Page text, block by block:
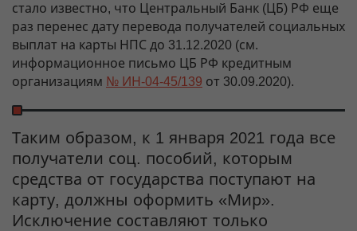
стало известно, что Центральный Банк (ЦБ) РФ еще
раз перенес дату перевода получателей социальных
выплат на карты НПС до 31.12.2020 (см.
информационное письмо ЦБ РФ кредитным
организациям № ИН-04-45/139 от 30.09.2020).
Таким образом, к 1 января 2021 года все
получатели соц. пособий, которым
средства от государства поступают на
карту, должны оформить «Мир».
Исключение составляют только